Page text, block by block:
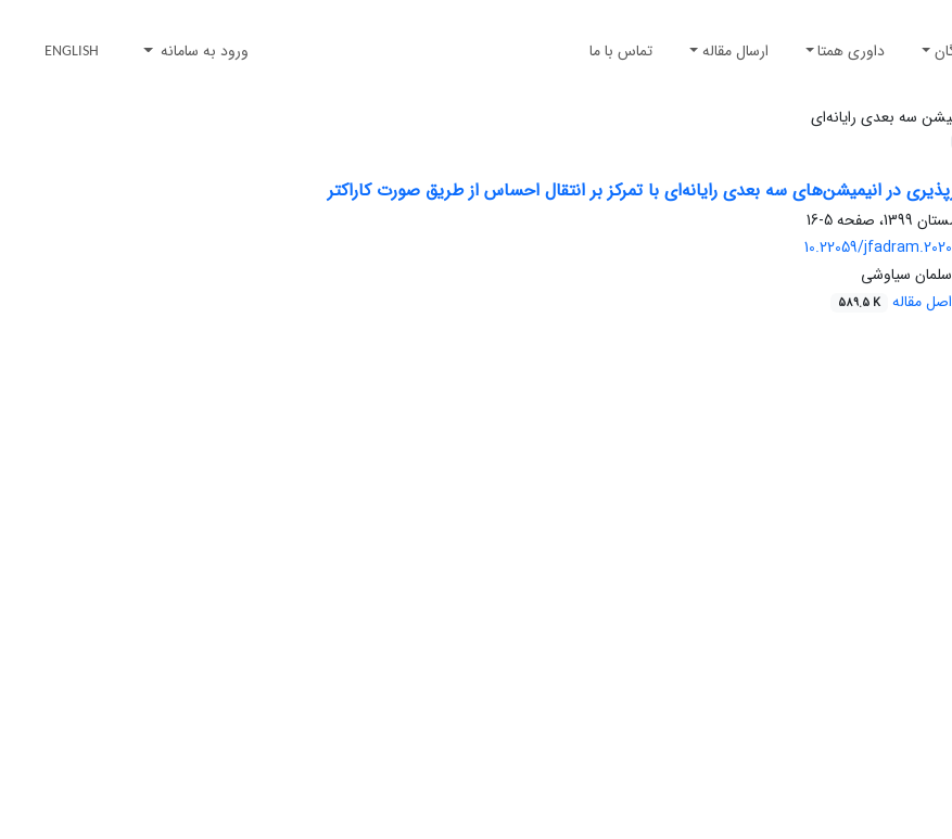
داوری همتا ارسال مقاله تماس با ما ورود به سامانه ENGLISH
سه بعدی رایانه‌ای
در انیمیشن‌های سه بعدی رایانه‌ای با تمرکز بر انتقال احساس از طریق صورت کاراکتر
5-16
10.22059/
سیاوشی
اصل مقاله 589.5 K